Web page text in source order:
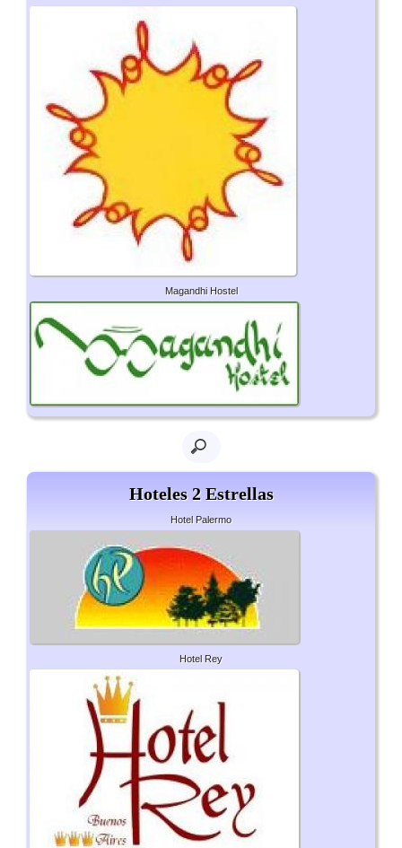
Magandhi Hostel
Hoteles 2 Estrellas
Hotel Palermo
Hotel Rey